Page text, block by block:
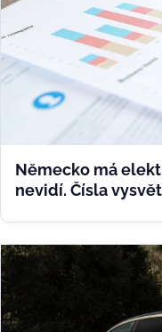
Německo má
nevidí. Čísla